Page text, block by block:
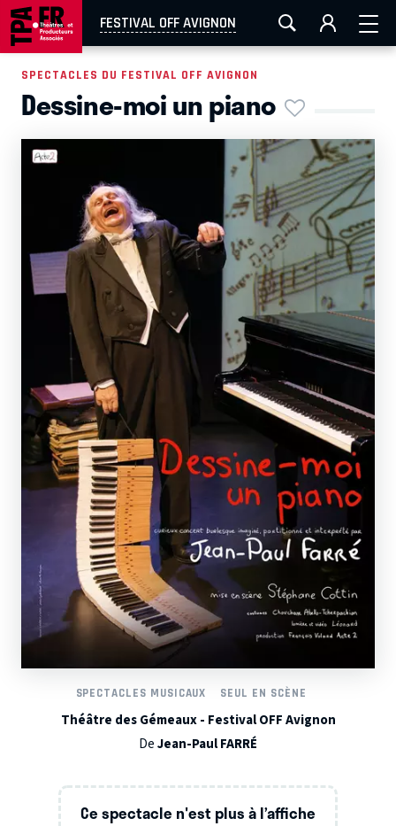
FESTIVAL OFF AVIGNON
AIX-MARSEILLE AURAY CAEN LA ROCHELLE
EN TOURNÉE
SPECTACLES DU FESTIVAL OFF AVIGNON
Dessine-moi un piano
SPECTACLES MUSICAUX SEUL EN SCÈNE
Théâtre des Gémeaux - Festival OFF Avignon
DeJean-Paul FARRÉ
Ce spectacle n'est plus à l’affiche